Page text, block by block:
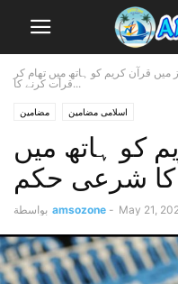
میں قرآن کریم کو ہاتھ میں تھام کر
قرأت کرنے کا...
مضامین اسلامی مضامین
کو ہاتھ میں
کا شرعی حکم
بواسطة amsozone - May 21,